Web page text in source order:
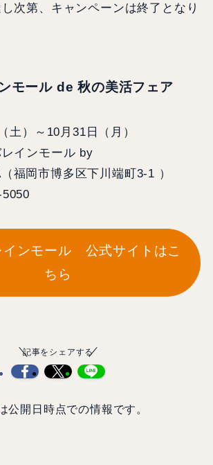
次第、キャンペーンは終了となり
モール de 秋の美活フェア
土）～10月31日（月）
インモール by
福岡市博多区下川端町3-1 ）
インモール 公式サイトはこ
ちら
記事をシェアする
開日時点での情報です。